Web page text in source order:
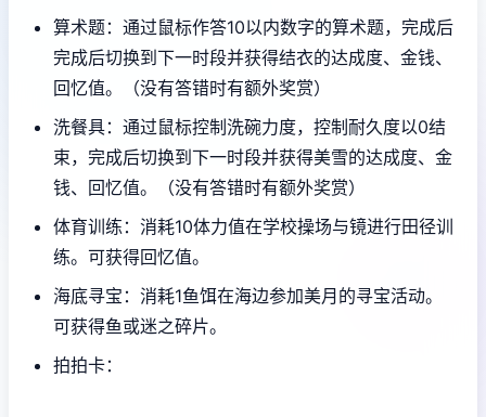
算术题：通过鼠标作答10以内数字的算术题，完成后
完成后切换到下一时段并获得结衣的达成度、金钱、
回忆值。（没有答错时有额外奖赏）
洗餐具：通过鼠标控制洗碗力度，控制耐久度以0结
束，完成后切换到下一时段并获得美雪的达成度、金
钱、回忆值。（没有答错时有额外奖赏）
体育训练：消耗10体力值在学校操场与镜进行田径训
练。可获得回忆值。
海底寻宝：消耗1鱼饵在海边参加美月的寻宝活动。
可获得鱼或迷之碎片。
拍拍卡：